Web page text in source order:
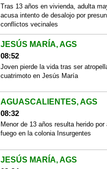
Tras 13 años en vivienda, adulta
acusa intento de desalojo por
conflictos vecinales
JESÚS MARÍA, AGS
08:52
Joven pierde la vida tras ser
cuatrimoto en Jesús María
AGUASCALIENTES, AGS
08:32
Menor de 13 años resulta herido por
fuego en la colonia Insurgentes
JESÚS MARÍA, AGS